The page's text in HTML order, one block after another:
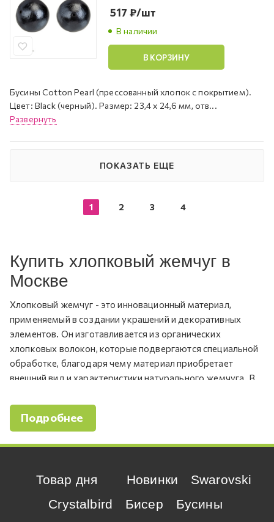
В наличии
517 ₽/шт
В КОРЗИНУ
Бусины Cotton Pearl (прессованный хлопок с покрытием).
Цвет: Black (черный). Размер: 23,4 х 24,6 мм, отв...
Развернуть
ПОКАЗАТЬ ЕЩЕ
1 2 3 4
Купить хлопковый жемчуг в
Москве
Хлопковый жемчуг - это инновационный материал,
применяемый в создании украшений и декоративных
элементов. Он изготавливается из органических
хлопковых волокон, которые подвергаются специальной
обработке, благодаря чему материал приобретает
внешний вид и характеристики натурального жемчуга. В
себе идеально гладкую текстуру и мерцающий блеск
жемчуга с мягкостью и износостойкостью хлопковой
Преимущества хлопкового
Подробнее
Товар дня Новинки
Swarovski
Crystalbird
Бисер
Бусины